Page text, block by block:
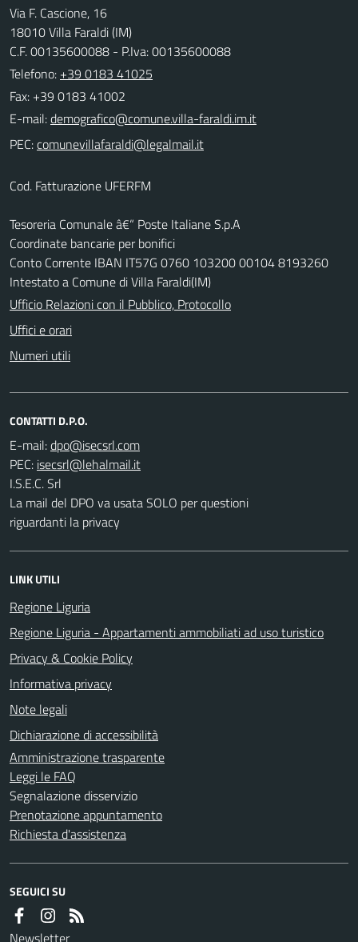
Via F. Cascione, 16
18010 Villa Faraldi (IM)
C.F. 00135600088 - P.Iva: 00135600088
Telefono: +39 0183 41025
Fax: +39 0183 41002
E-mail:
PEC:
Cod. Fatturazione UFERFM
Tesoreria Comunale â€“ Poste Italiane S.p.A
Coordinate bancarie per bonifici
Conto Corrente IBAN IT57G 0760 103200 00104 8193260
Intestato a Comune di Villa Faraldi(IM)
Ufficio Relazioni con il Pubblico, Protocollo
Uffici e orari
Numeri utili
CONTATTI D.P.O.
E-mail:
PEC:
I.S.E.C. Srl
La mail del DPO va usata SOLO per questioni
riguardanti la privacy
LINK UTILI
Regione Liguria
Regione Liguria - Appartamenti ammobiliati ad uso turistico
Privacy & Cookie Policy
Informativa privacy
Note legali
Dichiarazione di accessibilità
Amministrazione trasparente
Leggi le FAQ
Segnalazione disservizio
Prenotazione appuntamento
Richiesta d'assistenza
SEGUICI SU
Newsletter